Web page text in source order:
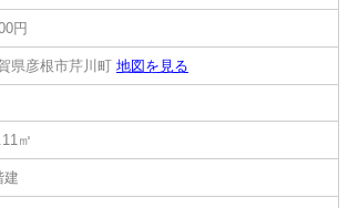
円
県彦根市芹川町 地図を見る
㎡
建